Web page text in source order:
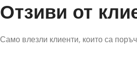
Отзиви от
Само влезли клиенти, които са